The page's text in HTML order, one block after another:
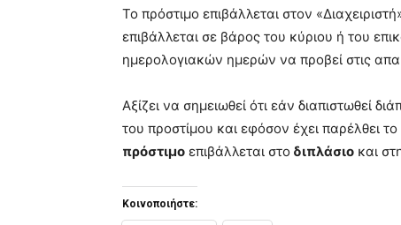
Το πρόστιμο επιβάλλεται στον
επιβάλλεται σε βάρος του κύριου ή του
ημερολογιακών ημερών να προβεί στις
Αξίζει να σημειωθεί ότι εάν διαπιστωθεί
του προστίμου και εφόσον έχει παρέλθει
πρόστιμο επιβάλλεται στο διπλάσιο και
Κοινοποιήστε: